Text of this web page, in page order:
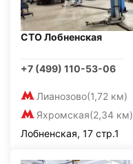
СТО Лобненская
+7 (499) 110-53-06
Лианозово(1,72 км)
Яхромская(2,34 км)
Лобненская, 17 стр.1